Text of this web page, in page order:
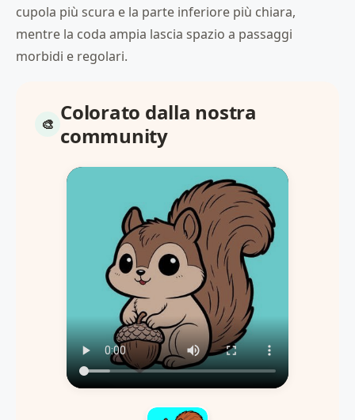
cupola più scura e la parte inferiore più chiara,
mentre la coda ampia lascia spazio a passaggi
morbidi e regolari.
Colorato dalla nostra
community